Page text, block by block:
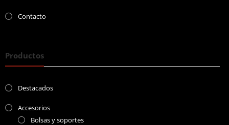
Contacto
Productos
Destacados
Accesorios
Bolsas y soportes